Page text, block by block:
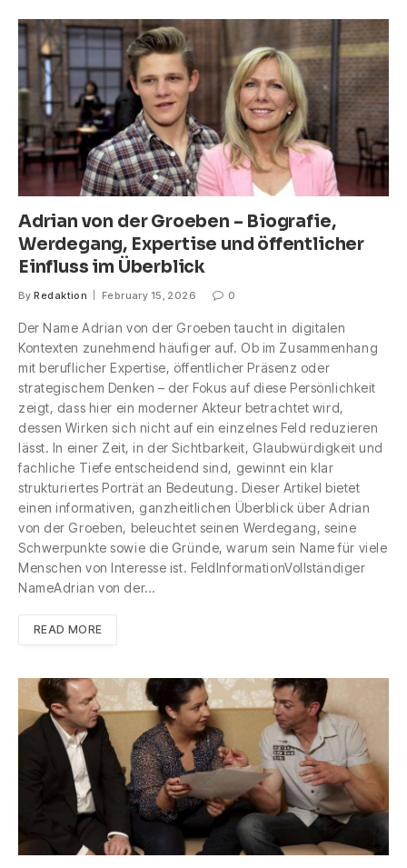
Adrian von der Groeben – Biografie,
Werdegang, Expertise und öffentlicher
Einfluss im Überblick
By Redaktion February 15, 2026 0
Der Name Adrian von der Groeben taucht in digitalen
Kontexten zunehmend häufiger auf. Ob im Zusammenhang
mit beruflicher Expertise, öffentlicher Präsenz oder
strategischem Denken – der Fokus auf diese Persönlichkeit
zeigt, dass hier ein moderner Akteur betrachtet wird,
dessen Wirken sich nicht auf ein einzelnes Feld reduzieren
lässt. In einer Zeit, in der Sichtbarkeit, Glaubwürdigkeit und
fachliche Tiefe entscheidend sind, gewinnt ein klar
strukturiertes Porträt an Bedeutung. Dieser Artikel bietet
einen informativen, ganzheitlichen Überblick über Adrian
von der Groeben, beleuchtet seinen Werdegang, seine
Schwerpunkte sowie die Gründe, warum sein Name für viele
Menschen von Interesse ist. FeldInformationVollständiger
NameAdrian von der…
READ MORE